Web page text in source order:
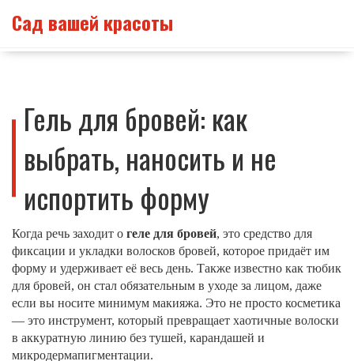
Сад вашей красоты
Гель для бровей: как
выбрать, наносить и не
испортить форму
Когда речь заходит о геле для бровей, это средство для
фиксации и укладки волосков бровей, которое придаёт им
форму и удерживает её весь день. Также известно как тюбик
для бровей, он стал обязательным в уходе за лицом, даже
если вы носите минимум макияжа. Это не просто косметика
— это инструмент, который превращает хаотичные волоски
в аккуратную линию без тушей, карандашей и
микродермапигментации.